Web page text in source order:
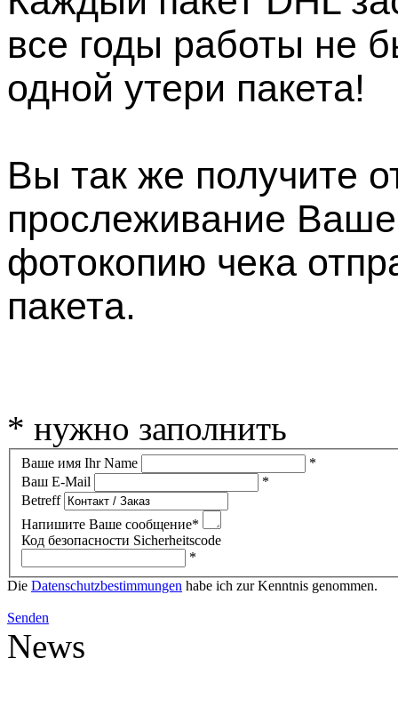
все годы работы не
одной утери пакета!
Вы так же получите
прослеживание
фотокопию чека
пакета.
* нужно заполнить
Ваше имя Ihr Name
*
Ваш E-Mail
*
Betreff
Напишите Ваше сообщение*
Код безопасности Sicherheitscode
*
Die Datenschutzbestimmungen habe ich zur Kenntnis genommen.
Senden
News